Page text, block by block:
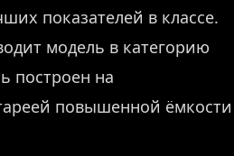
показателей в классе.
модель в категорию
построен на
повышенной ёмкости